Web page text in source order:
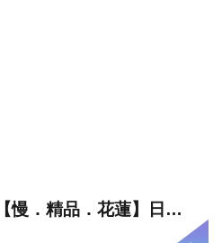
花蓮觀光行銷影片-【慢．精品．花蓮】日文版